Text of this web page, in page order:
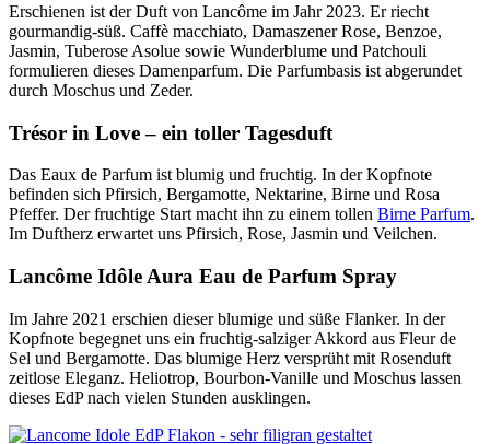
Erschienen ist der Duft von Lancôme im Jahr 2023. Er riecht
gourmandig-süß. Caffè macchiato, Damaszener Rose, Benzoe,
Jasmin, Tuberose Asolue sowie Wunderblume und Patchouli
formulieren dieses Damenparfum. Die Parfumbasis ist abgerundet
durch Moschus und Zeder.
Trésor in Love – ein toller Tagesduft
Das Eaux de Parfum ist blumig und fruchtig. In der Kopfnote
befinden sich Pfirsich, Bergamotte, Nektarine, Birne und Rosa
Pfeffer. Der fruchtige Start macht ihn zu einem tollen Birne Parfum.
Im Duftherz erwartet uns Pfirsich, Rose, Jasmin und Veilchen.
Lancôme Idôle Aura Eau de Parfum Spray
Im Jahre 2021 erschien dieser blumige und süße Flanker. In der
Kopfnote begegnet uns ein fruchtig-salziger Akkord aus Fleur de
Sel und Bergamotte. Das blumige Herz versprüht mit Rosenduft
zeitlose Eleganz. Heliotrop, Bourbon-Vanille und Moschus lassen
dieses EdP nach vielen Stunden ausklingen.